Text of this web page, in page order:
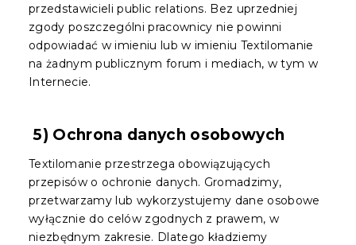
przedstawicieli public relations. Bez uprzedniej
zgody poszczególni pracownicy nie powinni
odpowiadać w imieniu lub w imieniu Textilomanie
na żadnym publicznym forum i mediach, w tym w
Internecie.
5) Ochrona danych osobowych
Textilomanie przestrzega obowiązujących
przepisów o ochronie danych. Gromadzimy,
przetwarzamy lub wykorzystujemy dane osobowe
wyłącznie do celów zgodnych z prawem, w
niezbędnym zakresie. Dlatego kładziemy